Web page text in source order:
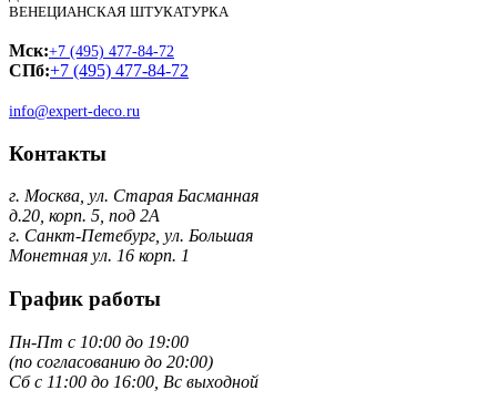
ВЕНЕЦИАНСКАЯ ШТУКАТУРКА
Мск:+7 (495) 477-84-72
СПб:+7 (495) 477-84-72
info@expert-deco.ru
Контакты
г. Москва, ул. Старая Басманная
д.20, корп. 5, под 2А
г. Санкт-Петебург, ул. Большая
Монетная ул. 16 корп. 1
График работы
Пн-Пт с 10:00 до 19:00
(по согласованию до 20:00)
Сб с 11:00 до 16:00, Вс выходной